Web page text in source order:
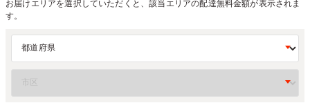
お届けエリアを選択していただくと、該当エリアの配達無料金額が表示されま
す。